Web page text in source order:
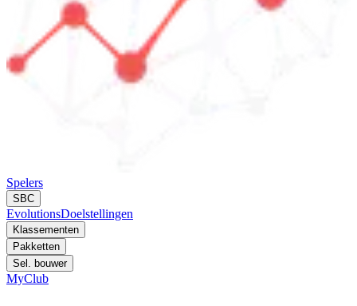
Spelers
SBC
EvolutionsDoelstellingen
Klassementen
Pakketten
Sel. bouwer
MyClub